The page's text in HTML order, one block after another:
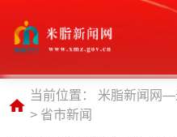
当前位置： 米脂新闻网—
> 省市新闻